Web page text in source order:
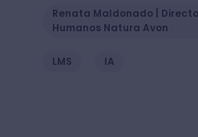
Renata Maldonado |
Humanos Natura Avon
LMS IA